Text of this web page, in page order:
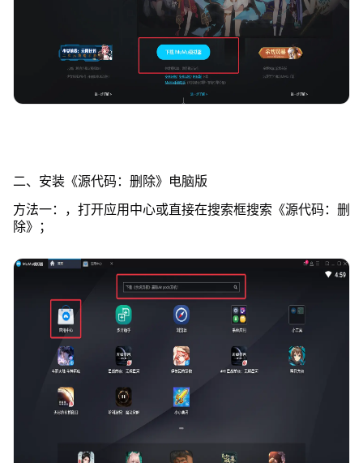
二、安装《源代码：删除》电脑版
方法一：，打开应用中心或直接在搜索框搜索《源代码：删
除》；